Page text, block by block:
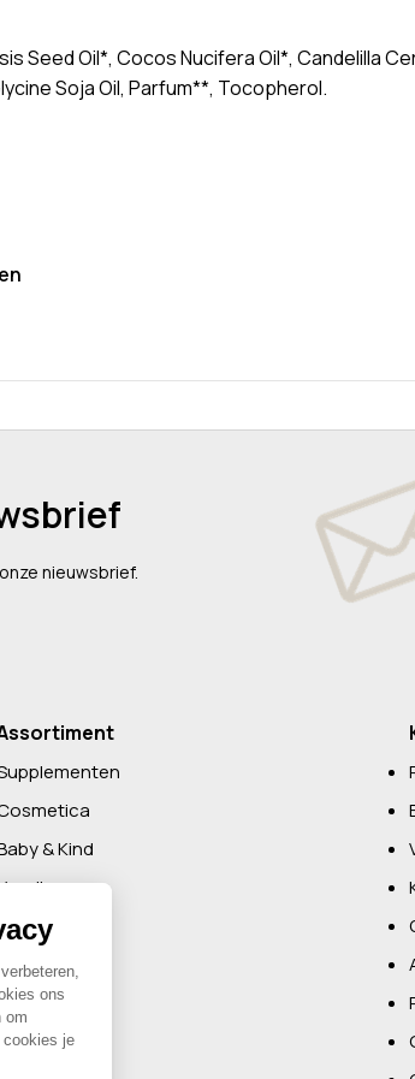
Seed Oil*, Cocos Nucifera Oil*,
Soja Oil, Parfum**, Tocopherol.
nieuwsbrief.
& Kind
Food